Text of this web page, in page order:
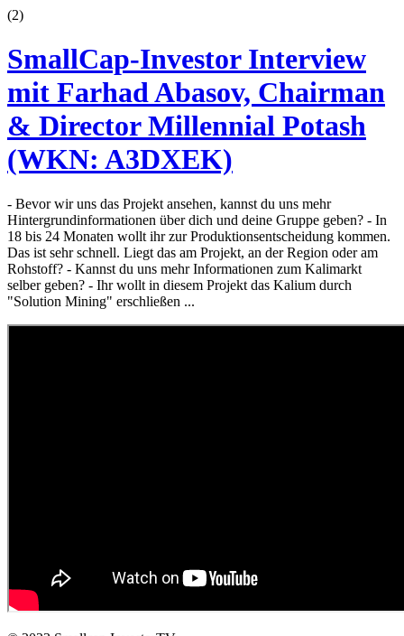
(2)
SmallCap-Investor Interview
mit Farhad Abasov, Chairman
& Director Millennial Potash
(WKN: A3DXEK)
- Bevor wir uns das Projekt ansehen, kannst du uns mehr
Hintergrundinformationen über dich und deine Gruppe geben? - In
18 bis 24 Monaten wollt ihr zur Produktionsentscheidung kommen.
Das ist sehr schnell. Liegt das am Projekt, an der Region oder am
Rohstoff? - Kannst du uns mehr Informationen zum Kalimarkt
selber geben? - Ihr wollt in diesem Projekt das Kalium durch
"Solution Mining" erschließen ...